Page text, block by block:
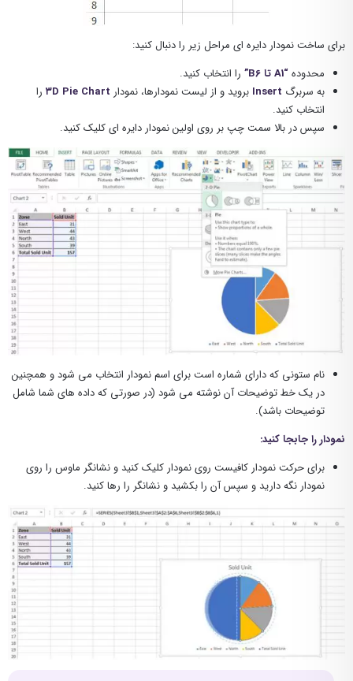
برای ساخت نمودار دایره ای مراحل زیر را دنبال کنید:
محدوده“A1 تا B6”
را انتخاب کنید.
به سربرگ Insert بروید و از لیست نمودارها، نمودار ۳D Pie Chartرا
انتخاب کنید.
سپس در بالا سمت چپ بر روی اولین نمودار دایره ای کلیک کنید.
نام ستونی که دارای شماره است برای اسم نمودار انتخاب می شود و همچنین
در یک خط توضیحات آن نوشته می شود (در صورتی که داده های شما شامل
توضیحات باشد).
نمودار را جابجا کنید:
برای حرکت نمودار کافیست روی نمودار کلیک کنید و نشانگر ماوس را روی
نمودار نگه دارید و سپس آن را بکشید و نشانگر را رها کنید.